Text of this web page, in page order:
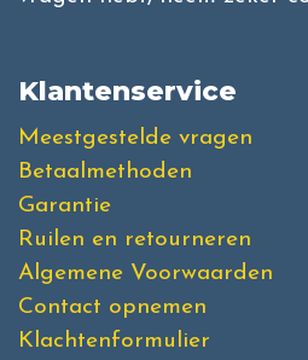
Klantenservice
Meestgestelde vragen
Betaalmethoden
Garantie
Ruilen en retourneren
Algemene Voorwaarden
Contact opnemen
Klachtenformulier